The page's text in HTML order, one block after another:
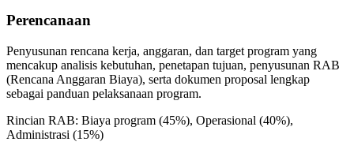
Perencanaan
Penyusunan rencana kerja, anggaran, dan target program yang
mencakup analisis kebutuhan, penetapan tujuan, penyusunan RAB
(Rencana Anggaran Biaya), serta dokumen proposal lengkap
sebagai panduan pelaksanaan program.
Rincian RAB: Biaya program (45%), Operasional (40%),
Administrasi (15%)